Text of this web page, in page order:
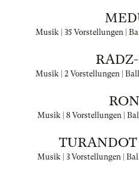
Musik | 35 Vorstellungen |
Musik | 2 Vorstellungen |
Musik | 8 Vorstellungen |
Musik | 3 Vorstellungen |